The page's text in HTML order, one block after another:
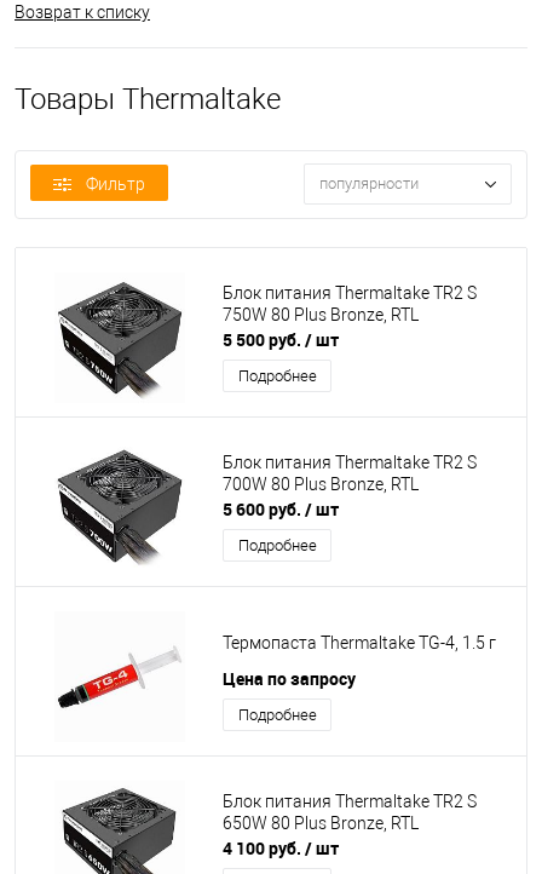
Возврат к списку
Товары Thermaltake
Фильтр популярности
Блок питания Thermaltake TR2 S
750W 80 Plus Bronze, RTL
5 500 руб. / шт
Подробнее
Блок питания Thermaltake TR2 S
700W 80 Plus Bronze, RTL
5 600 руб. / шт
Подробнее
Термопаста Thermaltake TG-4, 1.5 г
Цена по запросу
Подробнее
Блок питания Thermaltake TR2 S
650W 80 Plus Bronze, RTL
4 100 руб. / шт